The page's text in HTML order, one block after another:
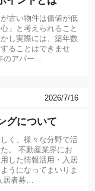
古い物件は価値が低
」と考えられること
し実際には、築年数
ることはできませ
のアパー…
2026/7/16
グについて
く、様々な分野で活
。 不動産業界にお
した情報活用・入居
うになってまいりま
居者募…